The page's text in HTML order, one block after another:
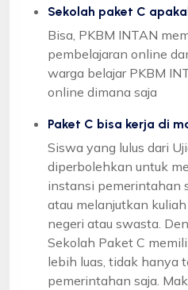
Sekolah paket C
Bisa, PKBM INTAN
pembelajaran online
warga belajar PKBM
online dimana saja
Paket C bisa kerja di
Siswa yang lulus dari
diperbolehkan untuk
instansi pemerintahan
atau melanjutkan
negeri atau swasta.
Sekolah Paket C
lebih luas, tidak hanya
pemerintahan saja.